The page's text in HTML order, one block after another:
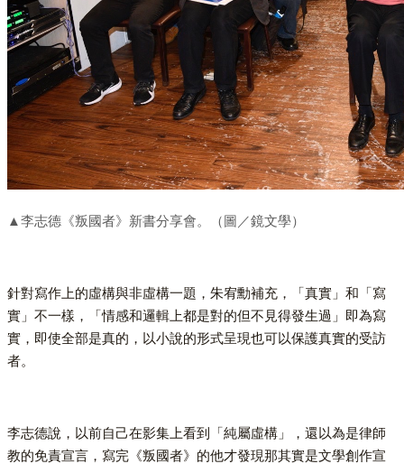
▲李志德《叛國者》新書分享會。（圖／鏡文學）
針對寫作上的虛構與非虛構一題，朱宥勳補充，「真實」和「寫
實」不一樣，「情感和邏輯上都是對的但不見得發生過」即為寫
實，即使全部是真的，以小說的形式呈現也可以保護真實的受訪
者。
李志德說，以前自己在影集上看到「純屬虛構」，還以為是律師
教的免責宣言，寫完《叛國者》的他才發現那其實是文學創作宣